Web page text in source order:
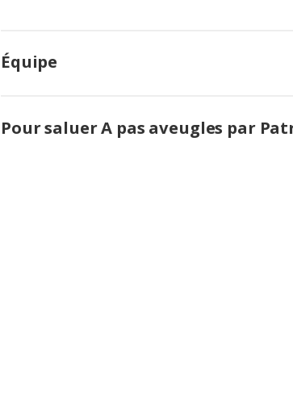
Équipe
Pour saluer A pas aveugles par